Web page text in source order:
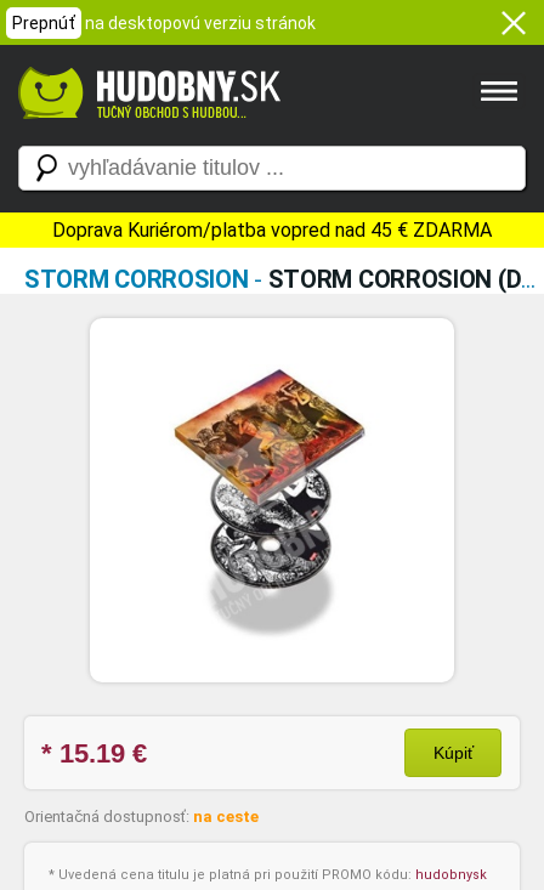
Prepnúť na desktopovú verziu stránok
Doprava Kuriérom/platba vopred nad 45 € ZDARMA
STORM CORROSION - STORM CORROSION (DELUXE EDITION)
* 15.19 € Kúpiť
Orientačná dostupnosť: na ceste
* Uvedená cena titulu je platná pri použití PROMO kódu: hudobnysk